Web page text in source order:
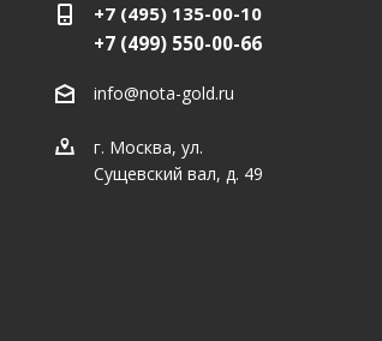
+7 (495) 135-00-10
+7 (499) 550-00-66
info@nota-gold.ru
г. Москва, ул.
Сущевский вал, д. 49